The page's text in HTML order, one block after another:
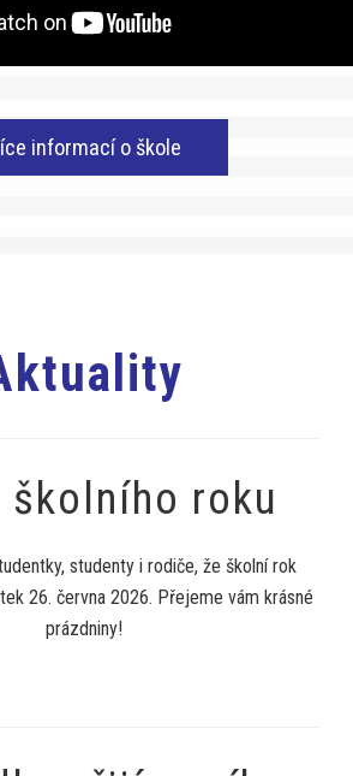
informací o škole
školního roku
studenty i rodiče, že školní rok
26. června 2026. Přejeme vám krásné
prázdniny!